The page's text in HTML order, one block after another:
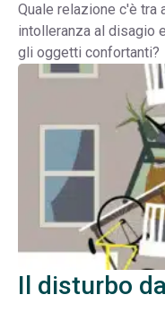
Quale relazione c'è tra
intolleranza al disagio
gli oggetti confortanti?
Il disturbo